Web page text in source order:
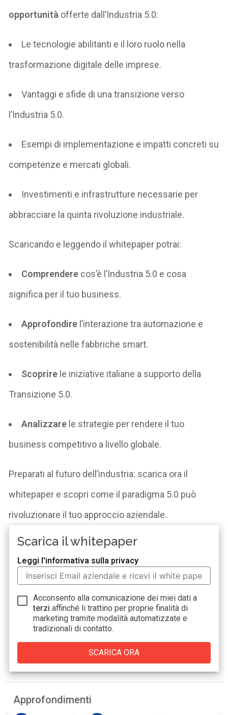
opportunità offerte dall’Industria 5.0:
Le tecnologie abilitanti e il loro ruolo nella
trasformazione digitale delle imprese.
Vantaggi e sfide di una transizione verso
l’Industria 5.0.
Esempi di implementazione e impatti concreti su
competenze e mercati globali.
Investimenti e infrastrutture necessarie per
abbracciare la quinta rivoluzione industriale.
Scaricando e leggendo ilwhitepaper potrai:
Comprendere cos’è l’Industria 5.0 e cosa
significa per il tuo business.
Approfondire l’interazione tra automazione e
sostenibilità nelle fabbriche smart.
Scoprire le iniziative italiane a supporto della
Transizione 5.0.
Analizzare le strategie per rendere il tuo
business competitivo a livello globale.
Preparati al futuro dell’industria: scarica ora il
whitepaper e scopri come il paradigma 5.0 può
rivoluzionare il tuo approccio aziendale.
Scarica il whitepaper
Leggi l'informativa sulla privacy
Acconsento alla comunicazione dei miei dati a
terzi affinché li trattino per proprie finalità di
marketing tramite modalità automatizzate e
tradizionali di contatto.
Approfondimenti